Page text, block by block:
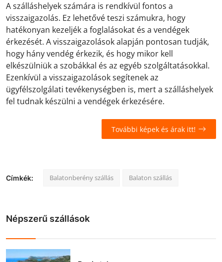
A szálláshelyek számára is rendkívül fontos a
visszaigazolás. Ez lehetővé teszi számukra, hogy
hatékonyan kezeljék a foglalásokat és a vendégek
érkezését. A visszaigazolások alapján pontosan tudják,
hogy hány vendég érkezik, és hogy mikor kell
elkészülniük a szobákkal és az egyéb szolgáltatásokkal.
Ezenkívül a visszaigazolások segítenek az
ügyfélszolgálati tevékenységben is, mert a szálláshelyek
fel tudnak készülni a vendégek érkezésére.
További képek és árak itt!
Címkék: Balatonberény szállás Balaton szállás
Népszerű szállások